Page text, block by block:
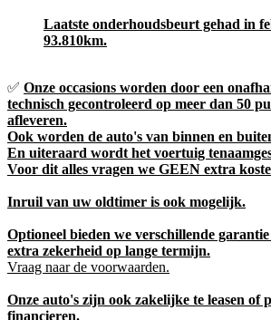
Laatste onderhoudsbeurt gehad in
93.810km.
✅ Onze occasions worden door een
technisch gecontroleerd op meer dan 50
afleveren.
Ook worden de auto's van binnen en
En uiteraard wordt het voertuig
Voor dit alles vragen we GEEN extra
Inruil van uw oldtimer is ook mogelijk.
Optioneel bieden we verschillende
extra zekerheid op lange termijn.
Vraag naar de voorwaarden.
Onze auto's zijn ook zakelijke te leasen of
financieren.